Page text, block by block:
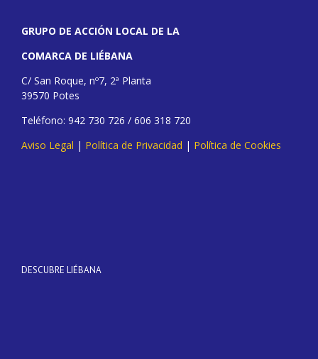
GRUPO DE ACCIÓN LOCAL DE LA
COMARCA DE LIÉBANA
C/ San Roque, nº7, 2ª Planta
39570 Potes
Teléfono: 942 730 726 / 606 318 720
Aviso Legal | Política de Privacidad | Política de Cookies
DESCUBRE LIÉBANA